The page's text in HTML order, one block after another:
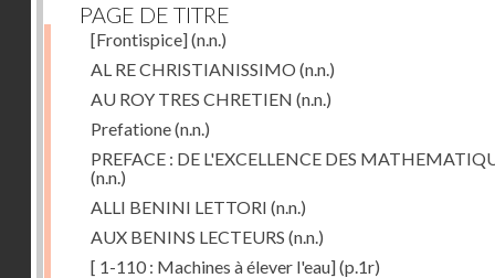
PAGE DE TITRE
[Frontispice](n.n.)
AL RE CHRISTIANISSIMO (n.n.)
AU ROY TRES CHRETIEN (n.n.)
Prefatione(n.n.)
PREFACE : DE L'EXCELLENCE DES
(n.n.)
ALLI BENINI LETTORI (n.n.)
AUX BENINS LECTEURS (n.n.)
[ 1-110 : Machines à élever l'eau](p.1r)